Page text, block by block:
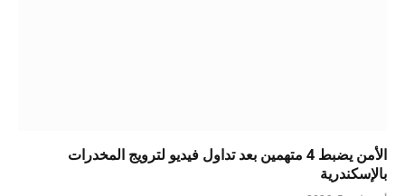
الأمن يضبط 4 متهمين بعد تداول فيديو لترويج المخدرات
بالإسكندرية